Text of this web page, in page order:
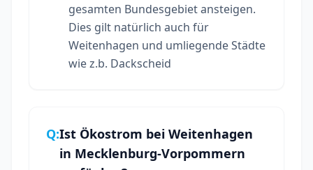
gesamten Bundesgebiet ansteigen.
Dies gilt natürlich auch für
Weitenhagen und umliegende Städte
wie z.b. Dackscheid
Q:Ist Ökostrom bei Weitenhagen
in Mecklenburg-Vorpommern